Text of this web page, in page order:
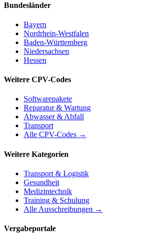
Bundesländer
Bayern
Nordrhein-Westfalen
Baden-Württemberg
Niedersachsen
Hessen
Weitere CPV-Codes
Softwarepakete
Reparatur & Wartung
Abwasser & Abfall
Transport
Alle CPV-Codes →
Weitere Kategorien
Transport & Logistik
Gesundheit
Medizintechnik
Training & Schulung
Alle Ausschreibungen →
Vergabeportale